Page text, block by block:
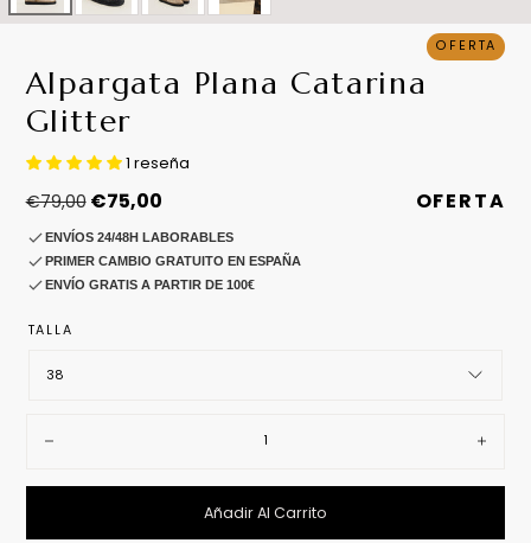
modal
OFERTA
Alpargata Plana Catarina
Glitter
1 reseña
Precio
€79,00 Precio
venta
€75,00 OFERTA
ENVÍOS 24/48H LABORABLES
PRIMER CAMBIO GRATUITO EN ESPAÑA
ENVÍO GRATIS A PARTIR DE 100€
TALLA
38
Añadir Al Carrito